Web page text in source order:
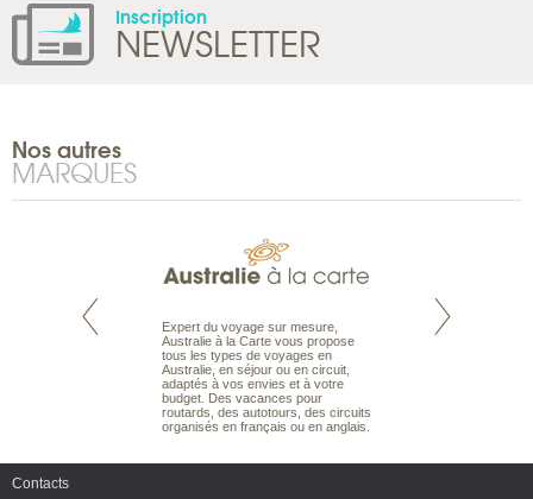
Inscription
NEWSLETTER
Nos autres
MARQUES
est le spécialiste
Expert du voyage sur mesure,
Australie à la Carte vous propose
tous les types de voyages en
Australie, en séjour ou en circuit,
adaptés à vos envies et à votre
budget. Des vacances pour
routards, des autotours, des circuits
organisés en français ou en anglais.
Parce qu'ils sont
Contacts